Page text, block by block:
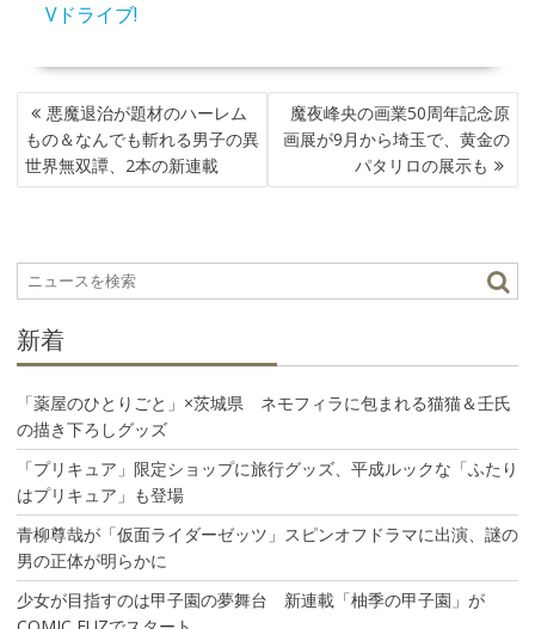
Vドライブ!
投
稿
ナ
ビ
シ
ョ
悪魔退治が題材のハーレム
もの＆なんでも斬れる男子の異
世界無双譚、2本の新連載
魔夜峰央の画業50周年記念原
画展が9月から埼玉で、黄金の
パタリロの展示も
新着
「薬屋のひとりごと」×茨城県 ネモフィラに包まれる猫猫＆壬氏
の描き下ろしグッズ
「プリキュア」限定ショップに旅行グッズ、平成ルックな「ふたり
はプリキュア」も登場
青柳尊哉が「仮面ライダーゼッツ」スピンオフドラマに出演、謎の
男の正体が明らかに
少女が目指すのは甲子園の夢舞台 新連載「柚季の甲子園」が